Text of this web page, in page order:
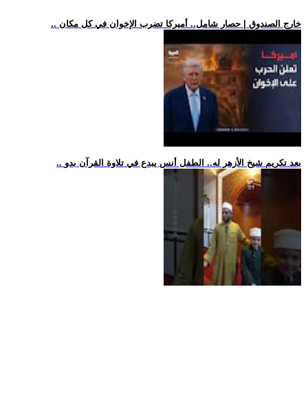
.. خارج الصندوق | حصار شامل.. أميركا تضرب الإخوان في كل مكان
.. بعد تكريم شيخ الأزهر له.. الطفل أنس يبدع في تلاوة القرآن بدو